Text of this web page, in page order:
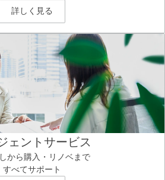
詳しく見る
ェントサービス
から購入・リノベまで
すべてサポート